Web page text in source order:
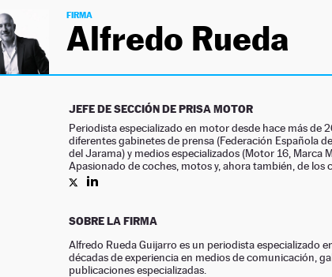
FIRMA
Alfredo Rueda
JEFE DE SECCIÓN DE PRISA MOTOR
Periodista especializado en motor desde hace más de
diferentes gabinetes de prensa (Federación Española
del Jarama) y medios especializados (Motor 16, Marca
Apasionado de coches, motos y, ahora también, de los
SOBRE LA FIRMA
Alfredo Rueda Guijarro es un periodista especializado
décadas de experiencia en medios de comunicación,
publicaciones especializadas.